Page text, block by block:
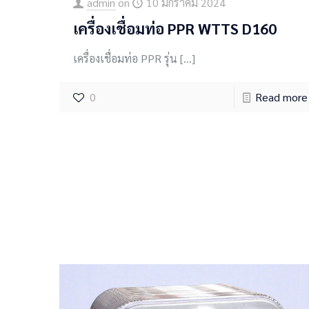
เครื่องเชื่อมท่อ PPR WTTS D160
เครื่องเชื่อมท่อ PPR รุ่น […]
0 Read more